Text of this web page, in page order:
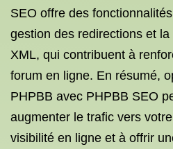
SEO offre des
gestion des redirections et
XML, qui contribuent à
forum en ligne. En résumé,
PHPBB avec PHPBB SEO
augmenter le trafic vers
visibilité en ligne et à offrir